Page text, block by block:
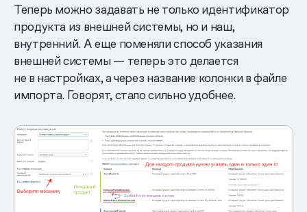
Теперь можно задавать не только идентификатор
продукта из внешней системы, но и наш,
внутренний. А еще поменяли способ указания
внешней системы — теперь это делается
не в настройках, а через название колонки в файле
импорта. Говорят, стало сильно удобнее.